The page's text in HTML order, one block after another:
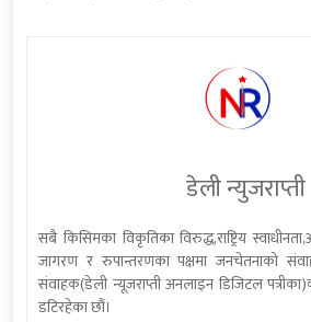
डेली न्युजराप्ती
सबै किसिमका विकृतिका विरुद्ध,राष्ट्रिय
जागरण र रुपान्तरणका पक्षमा जनचेतनाको
संवाहक(डेली न्यूजराप्ती अनलाइन डिजिटल
डटिरहेका छौं।